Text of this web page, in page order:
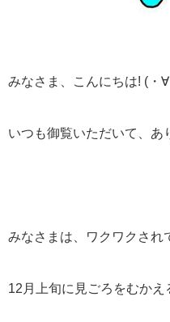
みなさま、こんにちは! (・∀
いつも御覧いただいて、あ
みなさまは、ワクワクされ
12月上旬に見ごろをむかえ